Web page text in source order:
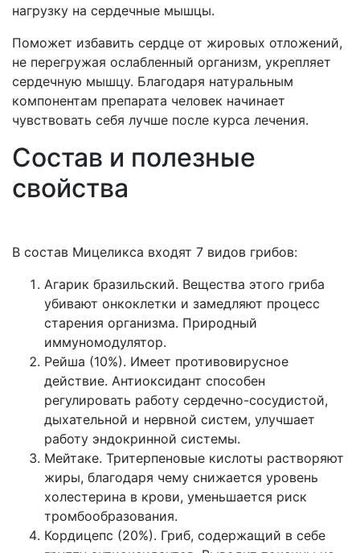
нагрузку на сердечные мышцы.
Поможет избавить сердце от жировых отложений,
не перегружая ослабленный организм, укрепляет
сердечную мышцу. Благодаря натуральным
компонентам препарата человек начинает
чувствовать себя лучше после курса лечения.
Состав и полезные
свойства
В состав Мицеликса входят 7 видов грибов:
Агарик бразильский. Вещества этого гриба
убивают онкоклетки и замедляют процесс
старения организма. Природный
иммуномодулятор.
Рейша (10%). Имеет противовирусное
действие. Антиоксидант способен
регулировать работу сердечно-сосудистой,
дыхательной и нервной систем, улучшает
работу эндокринной системы.
Мейтаке. Тритерпеновые кислоты растворяют
жиры, благодаря чему снижается уровень
холестерина в крови, уменьшается риск
тромбообразования.
Кордицепс (20%). Гриб, содержащий в себе